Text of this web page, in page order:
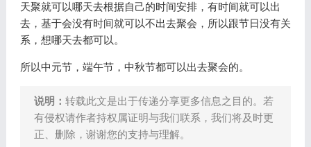
天聚就可以哪天去根据自己的时间安排，有时间就可以出
去，基于会没有时间就可以不出去聚会，所以跟节日没有关
系，想哪天去都可以。
所以中元节，端午节，中秋节都可以出去聚会的。
说明： 转载此文是出于传递分享更多信息之目的。若
有侵权请作者持权属证明与我们联系，我们将及时更
正、删除，谢谢您的支持与理解。